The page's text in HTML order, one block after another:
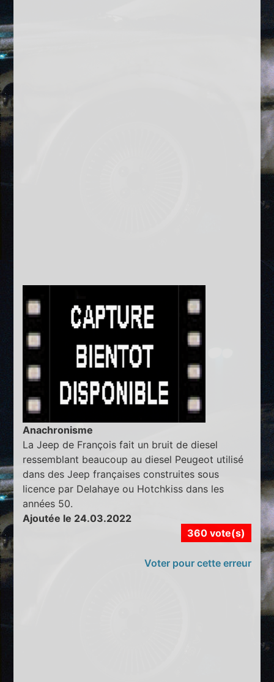
Anachronisme
La Jeep de François fait un bruit de diesel
ressemblant beaucoup au diesel Peugeot utilisé
dans des Jeep françaises construites sous
licence par Delahaye ou Hotchkiss dans les
années 50.
Ajoutée le 24.03.2022
360 vote(s)
Voter pour cette erreur